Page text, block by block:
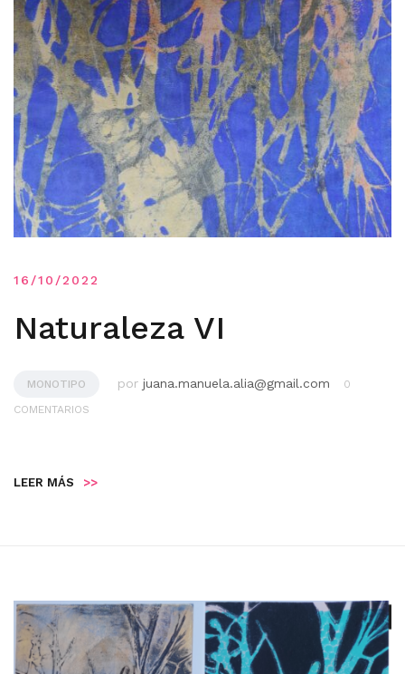
16/10/2022
Naturaleza VI
MONOTIPO por juana.manuela.alia@gmail.com
0
COMENTARIOS
LEER MÁS >>